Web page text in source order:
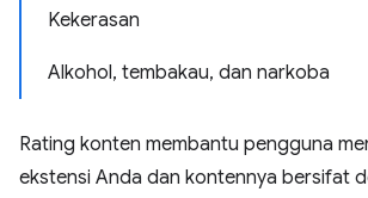
Kekerasan
Alkohol, tembakau, dan narkoba
Rating konten membantu pengguna
ekstensi Anda dan kontennya bersifat